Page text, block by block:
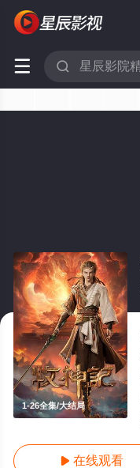
 
1-26全集/大结局
 在线观看